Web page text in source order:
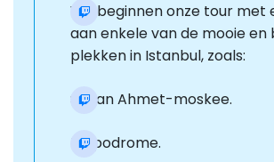
We beginnen onze tour met
aan enkele van de mooie
plekken in Istanbul, zoals:
Sultan Ahmet-moskee.
Hippodrome.